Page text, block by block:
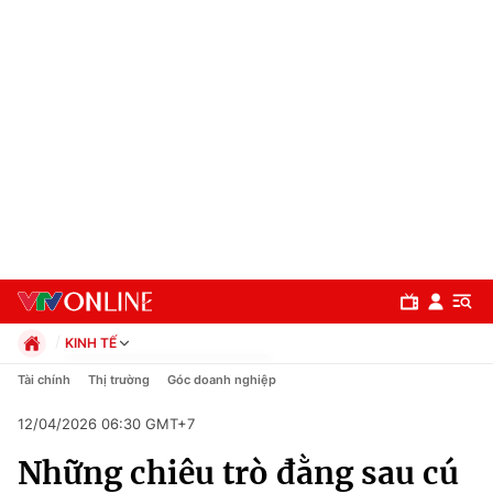
Chuyên mục
KINH TẾ
Chính trị
Pháp luật
Kinh tế
Tài chính Thị trường Góc doanh nghiệp
12/04/2026 06:30 GMT+7
Những chiêu trò đằng sau cú